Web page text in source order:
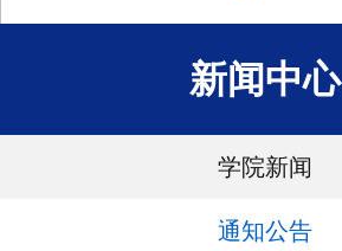
新闻中心
学院新闻
通知公告